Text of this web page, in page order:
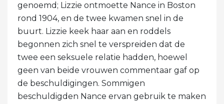
genoemd; Lizzie ontmoette Nance in Boston
rond 1904, en de twee kwamen snel in de
buurt. Lizzie keek haar aan en roddels
begonnen zich snel te verspreiden dat de
twee een seksuele relatie hadden, hoewel
geen van beide vrouwen commentaar gaf op
de beschuldigingen. Sommigen
beschuldigden Nance ervan gebruik te maken